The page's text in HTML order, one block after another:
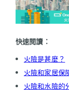
快速閱讀：
火險是甚麼？
火險和家居保
火險和水險的